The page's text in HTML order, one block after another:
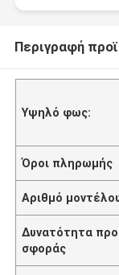
Περιγραφή
Υψηλό φως:
Όροι πληρωμής
Αριθμό
Δυνατότητα προ
σφοράς